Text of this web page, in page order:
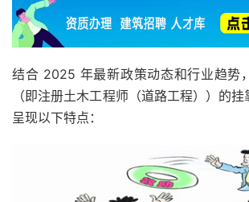
结合 2025 年最新政策动态和行业趋势
（即注册土木工程师（道路工程））的
呈现以下特点：